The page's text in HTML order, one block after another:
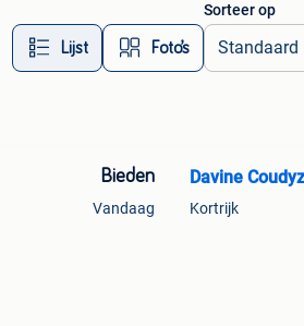
Lijst Foto’s
Sorteer op
Bieden
Vandaag
Davine
Kortrijk